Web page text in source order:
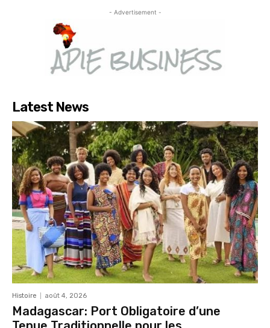
- Advertisement -
Latest News
Histoire août 4, 2026
Madagascar: Port Obligatoire d’une